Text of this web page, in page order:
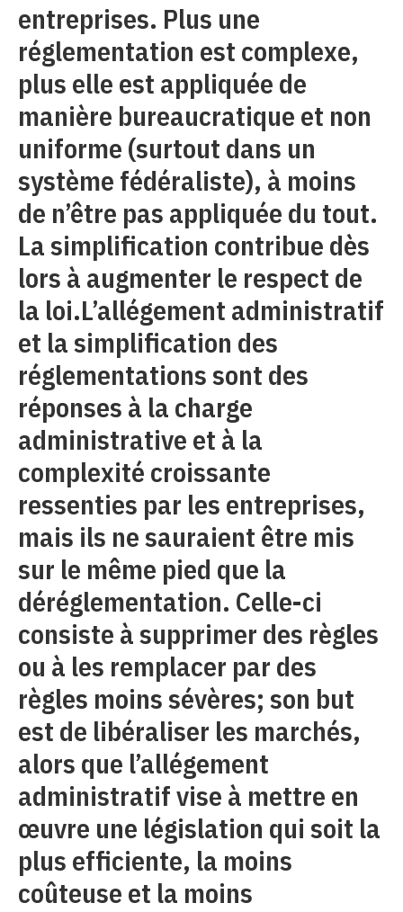
entreprises. Plus une
réglementation est complexe,
plus elle est appliquée de
manière bureaucratique et non
uniforme (surtout dans un
système fédéraliste), à moins
de n’être pas appliquée du tout.
La simplification contribue dès
lors à augmenter le respect de
la loi.L’allégement administratif
et la simplification des
réglementations sont des
réponses à la charge
administrative et à la
complexité croissante
ressenties par les entreprises,
mais ils ne sauraient être mis
sur le même pied que la
déréglementation. Celle-ci
consiste à supprimer des règles
ou à les remplacer par des
règles moins sévères; son but
est de libéraliser les marchés,
alors que l’allégement
administratif vise à mettre en
œuvre une législation qui soit la
plus efficiente, la moins
coûteuse et la moins